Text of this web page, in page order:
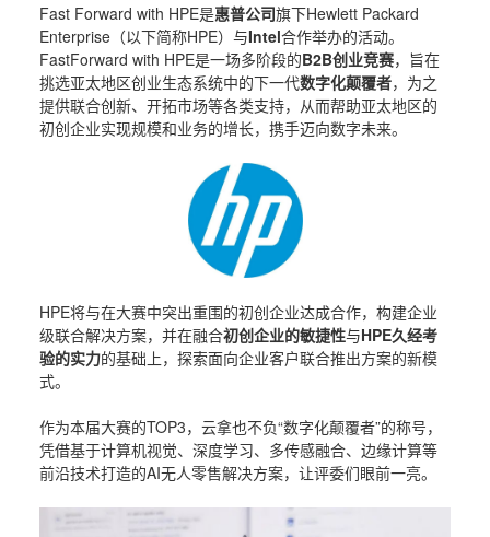
Fast Forward with HPE是惠普公司旗下Hewlett Packard
Enterprise（以下简称HPE）与Intel合作举办的活动。
FastForward with HPE是一场多阶段的B2B创业竞赛，旨在
挑选亚太地区创业生态系统中的下一代数字化颠覆者，为之
提供联合创新、开拓市场等各类支持，从而帮助亚太地区的
初创企业实现规模和业务的增长，携手迈向数字未来。
HPE将与在大赛中突出重围的初创企业达成合作，构建企业
级联合解决方案，并在融合初创企业的敏捷性与HPE久经考
验的实力的基础上，探索面向企业客户联合推出方案的新模
式。
作为本届大赛的TOP3，云拿也不负“数字化颠覆者”的称号，
凭借基于计算机视觉、深度学习、多传感融合、边缘计算等
前沿技术打造的AI无人零售解决方案，让评委们眼前一亮。